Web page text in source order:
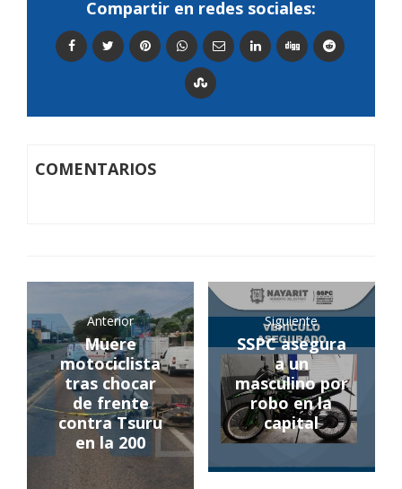
Compartir en redes sociales:
COMENTARIOS
Anterior
Muere
motociclista
tras chocar
de frente
contra Tsuru
en la 200
Siguiente
SSPC asegura
a un
masculino por
robo en la
capital